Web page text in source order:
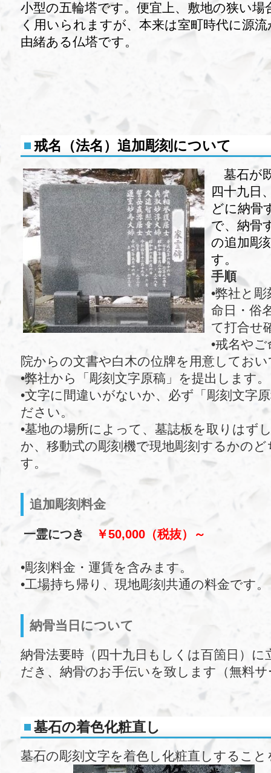
小型の五輪塔です。便宜上、敷地の狭い場
く用いられますが、本来は室町時代に源
由緒ある仏塔です。
戒名（法名）追加彫刻について
墓石が
四十九日
どに納骨
で、納骨
の追加彫
す。
手順
•弊社と
命日・俗
て打合せ
•戒名や
院からの文書や白木の位牌を用意してお
•弊社から「彫刻文字原稿」を提出します。
•文字に間違いがないか、必ず「彫刻文字
ださい。
•墓地の場所によって、墓誌板を取りはず
か、移動式の彫刻機で現地彫刻するかの
す。
追加彫刻料金
一霊につき ￥50,000（税抜）～
•彫刻料金・運賃を含みます。
•工場持ち帰り、現地彫刻共通の料金です。
納骨当日について
納骨法要時（四十九日もしくは百箇日）
だき、納骨のお手伝いを致します（無料
墓石の着色化粧直し
墓石の彫刻文字を着色し化粧直しするこ